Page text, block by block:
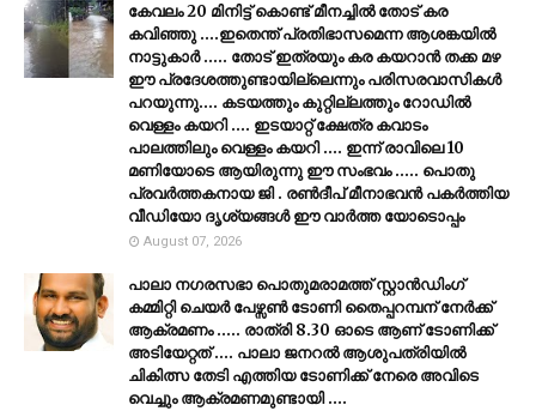
കേവലം 20 മിനിട്ട് കൊണ്ട് മീനച്ചിൽ തോട് കര
കവിഞ്ഞു ....ഇതെന്ത് പ്രതിഭാസമെന്ന ആശങ്കയിൽ
നാട്ടുകാർ ..... തോട് ഇത്രയും കര കയറാൻ തക്ക മഴ
ഈ പ്രദേശത്തുണ്ടായില്ലെന്നും പരിസരവാസികൾ
പറയുന്നു.... കടയത്തും കുറ്റില്ലത്തും റോഡിൽ
വെള്ളം കയറി .... ഇടയാറ്റ് ക്ഷേത്ര കവാടം
പാലത്തിലും വെള്ളം കയറി .... ഇന്ന് രാവിലെ 10
മണിയോടെ ആയിരുന്നു ഈ സംഭവം ..... പൊതു
പ്രവർത്തകനായ ജി . രൺദീപ് മീനാഭവൻ പകർത്തിയ
വീഡിയോ ദൃശ്യങ്ങൾ ഈ വാർത്ത യോടൊപ്പം
August 07, 2026
പാലാ നഗരസഭാ പൊതുമരാമത്ത് സ്റ്റാൻഡിംഗ്
കമ്മിറ്റി ചെയർ പേഴ്സൺ ടോണി തൈപ്പറമ്പന് നേർക്ക്
ആക്രമണം ..... രാത്രി 8.30 ഓടെ ആണ് ടോണിക്ക്
അടിയേറ്റത് .... പാലാ ജനറൽ ആശുപത്രിയിൽ
ചികിത്സ തേടി എത്തിയ ടോണിക്ക് നേരെ അവിടെ
വെച്ചും ആക്രമണമുണ്ടായി ....